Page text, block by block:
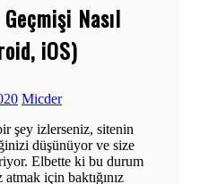
Nasıl
iOS)
Micder
şey izlerseniz, sitenin
düşünüyor ve size
Elbette ki bu durum
için baktığınız